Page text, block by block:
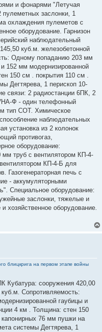
и фонарями "Летучая
заслонки, 1
охлаждения пулеметов с
оборудование. Гарнизон
наблюдательный
куб.м. железобетонной
Одному попаданию 203 мм
152 мм модернизированной
150 см . покрытия 110 см .
Дегтярева, 1 перископ 10-
связи: 2 радиостанции 6ПК, 2
Ф - один телефонный
тип СОТ. Химическое
наблюдательных
установка из 2 колонок
противогаз,
оборудование:
мм труб с вентилятором КП-4-
КП-4-Б для
Газогенераторная печь с
- аккумуляторными
Специальное оборудование:
заслонки, тяжелые и
хозяйственное оборудование.
блицкрига на первом этапе войны
Кубатура: сооружения 420,00
Сопротивляемость:
гаубицы и
4 км . Толщина: стен 150
76 мм пушки на
системы Дегтярева, 1